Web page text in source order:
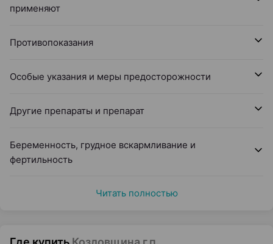
применяют
Противопоказания
Особые указания и меры предосторожности
Другие препараты и препарат
Беременность, грудное вскармливание и
фертильность
Читать полностью